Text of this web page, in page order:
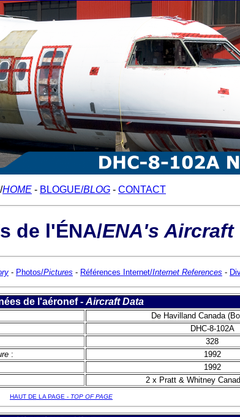
/HOME - BLOGUE/BLOG - CONTACT
de l'ÉNA/ENA's Aircraft
- Photos/Pictures - Références Internet/Internet References -
de l'aéronef - Aircraft Data
De Havilland Canada
DHC-8-102A
328
:
1992
1992
2 x Pratt & Whitney
HAUT DE LA PAGE - TOP OF PAGE